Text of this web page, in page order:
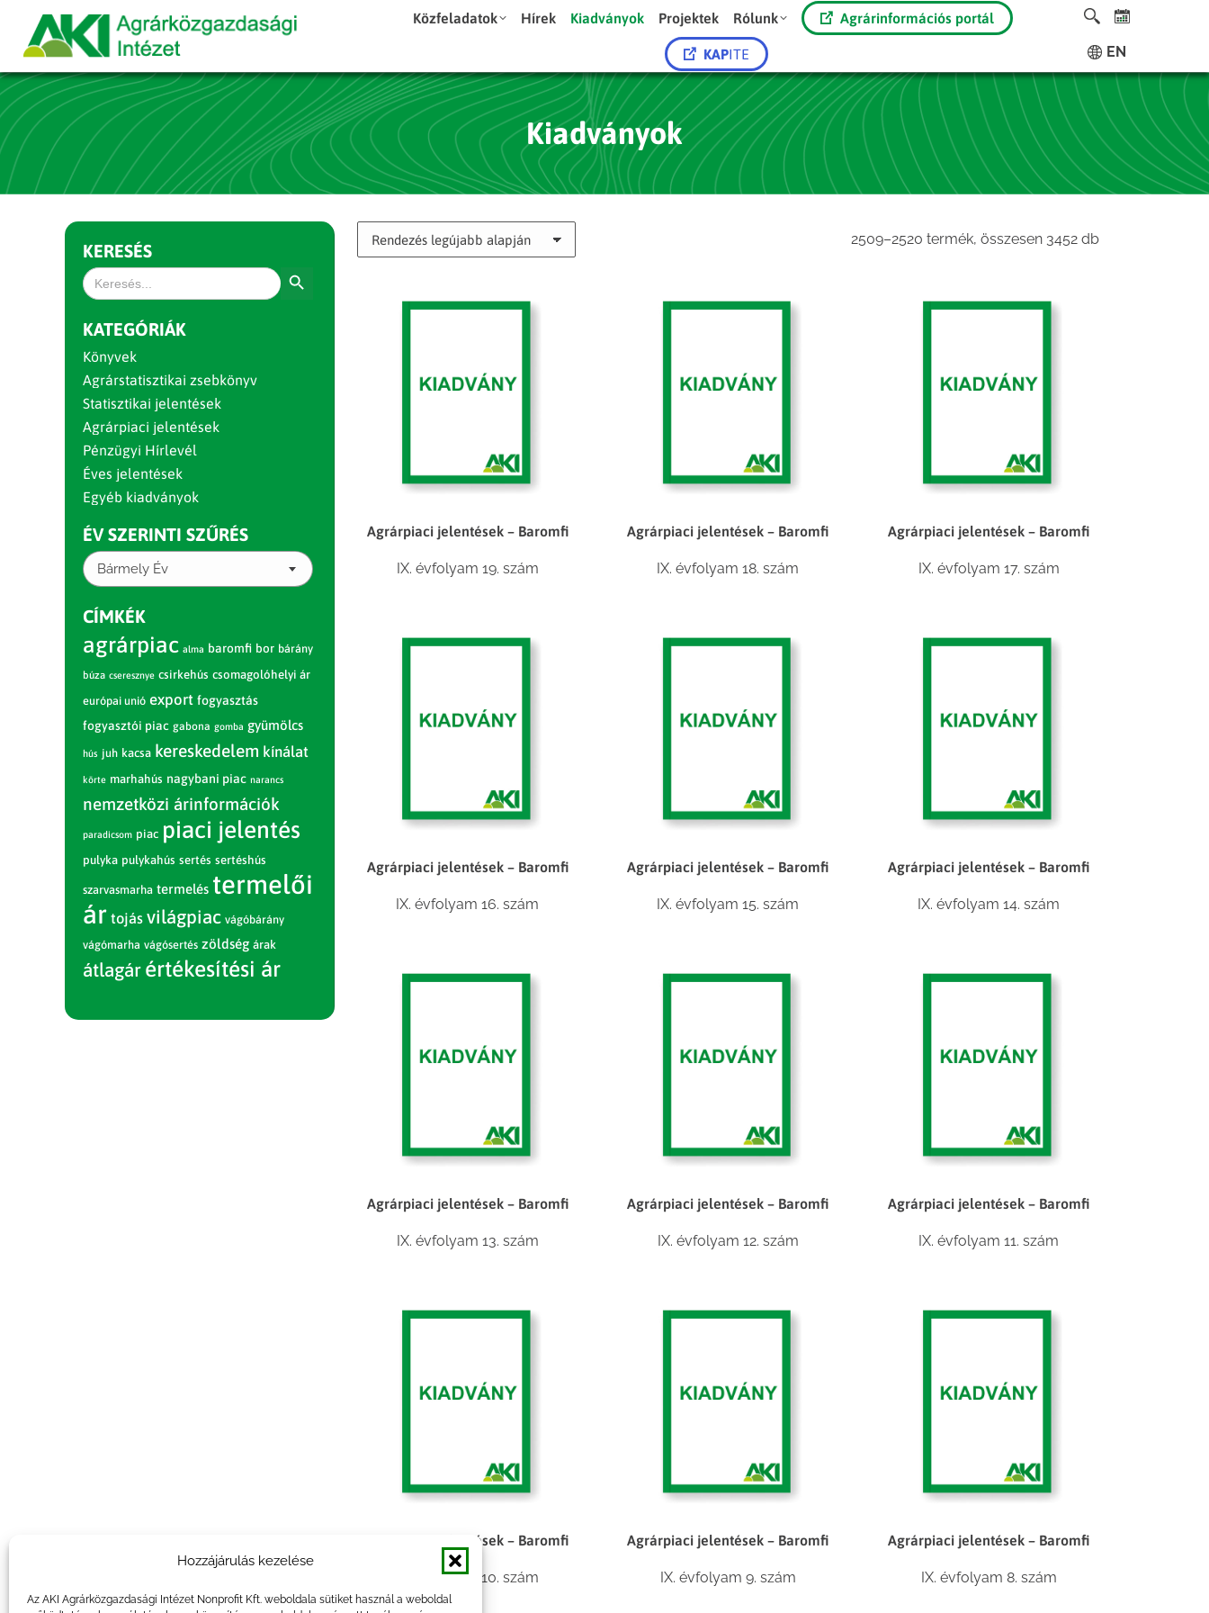
Hozzájárulás kezelése
Az AKI Agrárközgazdasági Intézet Nonprofit Kft. weboldala sütiket használ a weboldal
Közfeladatok Hírek Kiadványok Projektek Rólunk Agrárinformációs portál
KAPITE EN
Kiadványok
2509–2520 termék, összesen 3452 dbSorted
Agrárpiaci jelentések – Baromfi
IX. évfolyam 19. szám
Agrárpiaci jelentések – Baromfi
IX. évfolyam 18. szám
Agrárpiaci jelentések – Baromfi
IX. évfolyam 17. szám
Agrárpiaci jelentések – Baromfi
IX. évfolyam 16. szám
Agrárpiaci jelentések – Baromfi
IX. évfolyam 15. szám
Agrárpiaci jelentések – Baromfi
IX. évfolyam 14. szám
Agrárpiaci jelentések – Baromfi
IX. évfolyam 13. szám
Agrárpiaci jelentések – Baromfi
IX. évfolyam 12. szám
Agrárpiaci jelentések – Baromfi
IX. évfolyam 11. szám
Agrárpiaci jelentések – Baromfi
IX. évfolyam 10. szám
Agrárpiaci jelentések – Baromfi
IX. évfolyam 9. szám
Agrárpiaci jelentések – Baromfi
IX. évfolyam 8. szám
KERESÉS
Search
for:
KATEGÓRIÁK
Könyvek
Agrárstatisztikai zsebkönyv
Statisztikai jelentések
Agrárpiaci jelentések
Pénzügyi Hírlevél
Éves jelentések
Egyéb kiadványok
ÉV SZERINTI SZŰRÉS
Bármely Év
CÍMKÉK
agrárpiac alma baromfi bor bárány
búza cseresznye csirkehús csomagolóhelyi ár
európai unió export fogyasztás
fogyasztói piac gabona gomba gyümölcs
hús juh kacsa kereskedelem kínálat
körte marhahús nagybani piac narancs
nemzetközi árinformációk
paradicsom piac piaci jelentés
pulyka pulykahús sertés sertéshús
szarvasmarha termelés termelői
ár tojás világpiac vágóbárány
vágómarha vágósertés zöldség árak
átlagár értékesítési ár